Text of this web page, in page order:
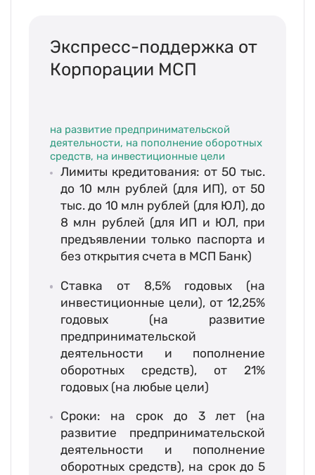
8 (800) 350 24 74
Получить консультацию
Экспресс-поддержка от
Корпорации МСП
на развитие предпринимательской
деятельности, на пополнение оборотных
средств, на инвестиционные цели
Лимиты кредитования: от 50 тыс.
до 10 млн рублей (для ИП), от 50
тыс. до 10 млн рублей (для ЮЛ), до
8 млн рублей (для ИП и ЮЛ, при
предъявлении только паспорта и
без открытия счета в МСП Банк)
Ставка от 8,5% годовых (на
инвестиционные цели), от 12,25%
годовых (на развитие
предпринимательской
деятельности и пополнение
оборотных средств), от 21%
годовых (на любые цели)
Сроки: на срок до 3 лет (на
развитие предпринимательской
деятельности и пополнение
оборотных средств), на срок до 5